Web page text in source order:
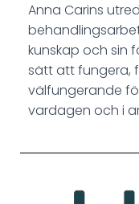
Anna Carins
kunskap och sin
sätt att fungera,
välfungerande
vardagen och i